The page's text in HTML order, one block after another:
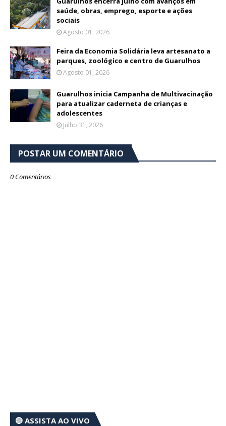
saúde, obras, emprego, esporte e ações
sociais
Agosto 01, 2026
Feira da Economia Solidária leva artesanato a
parques, zoológico e centro de Guarulhos
Agosto 01, 2026
Guarulhos inicia Campanha de Multivacinação
para atualizar caderneta de crianças e
adolescentes
Julho 31, 2026
POSTAR UM COMENTÁRIO
0 Comentários
🔴 ASSISTA AO VIVO